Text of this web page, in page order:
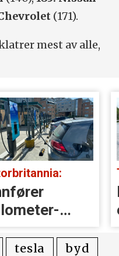
(171).
mest av alle,
for
tesla
byd